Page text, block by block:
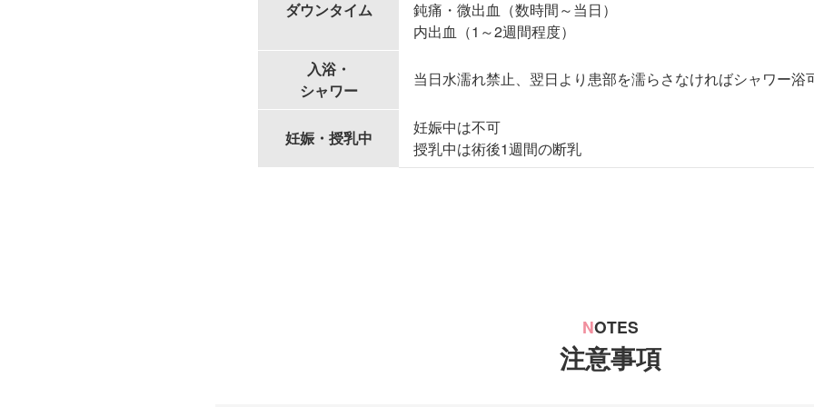
ダウンタイム
鈍痛・微出血（数時間～当日）
内出血（1～2週間程度）
入浴・
シャワー
当日水濡れ禁止、翌日より患部を濡らさなければシャワー浴
妊娠・授乳中
妊娠中は不可
授乳中は術後1週間の断乳
NOTES
注意事項